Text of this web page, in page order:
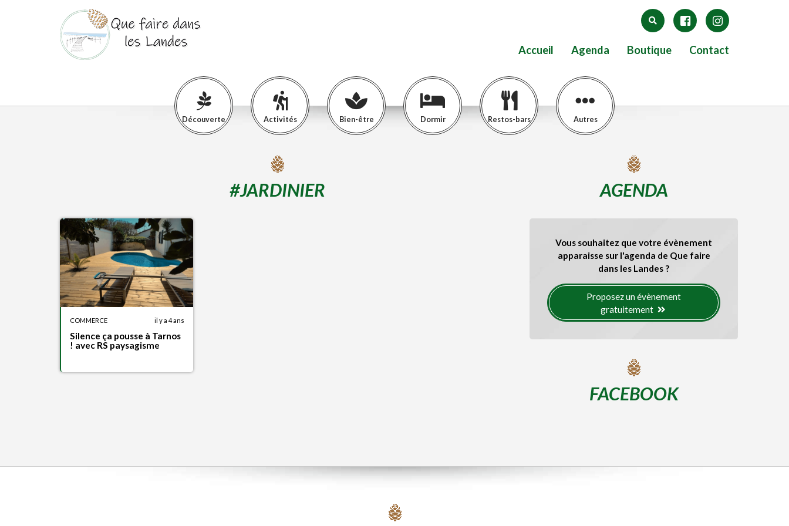
Accueil Agenda Boutique Contact
Découverte Activités Bien-être Dormir Restos-bars Autres
#JARDINIER
COMMERCE il y a 4 ans
Silence ça pousse à Tarnos
! avec RS paysagisme
AGENDA
Vous souhaitez que votre évènement
apparaisse sur l'agenda de Que faire
dans les Landes ?
Proposez un évènement
gratuitement
FACEBOOK